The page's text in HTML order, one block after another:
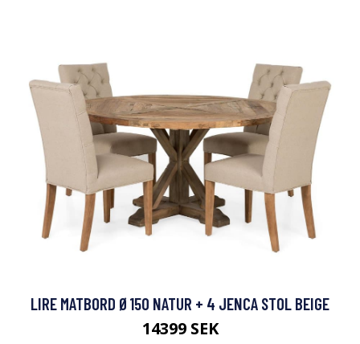
LIRE MATBORD Ø150 NATUR + 4 JENCA STOL BEIGE
14399 SEK